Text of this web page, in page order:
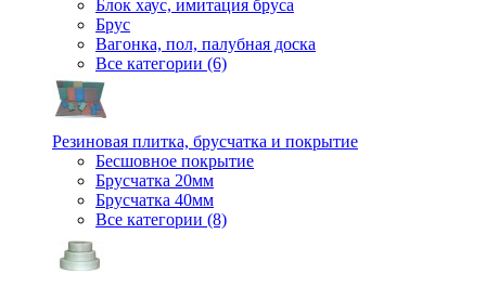
Блок хаус, имитация бруса
Брус
Вагонка, пол, палубная доска
Все категории (6)
Резиновая плитка, брусчатка и покрытие
Бесшовное покрытие
Брусчатка 20мм
Брусчатка 40мм
Все категории (8)